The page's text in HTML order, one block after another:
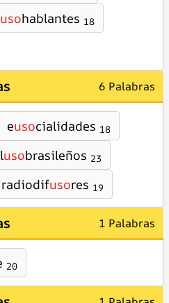
usohablantes 18
6 Palabras
eusocialidades 18
lusobrasileños 23
radiodifusores 19
1 Palabras
20